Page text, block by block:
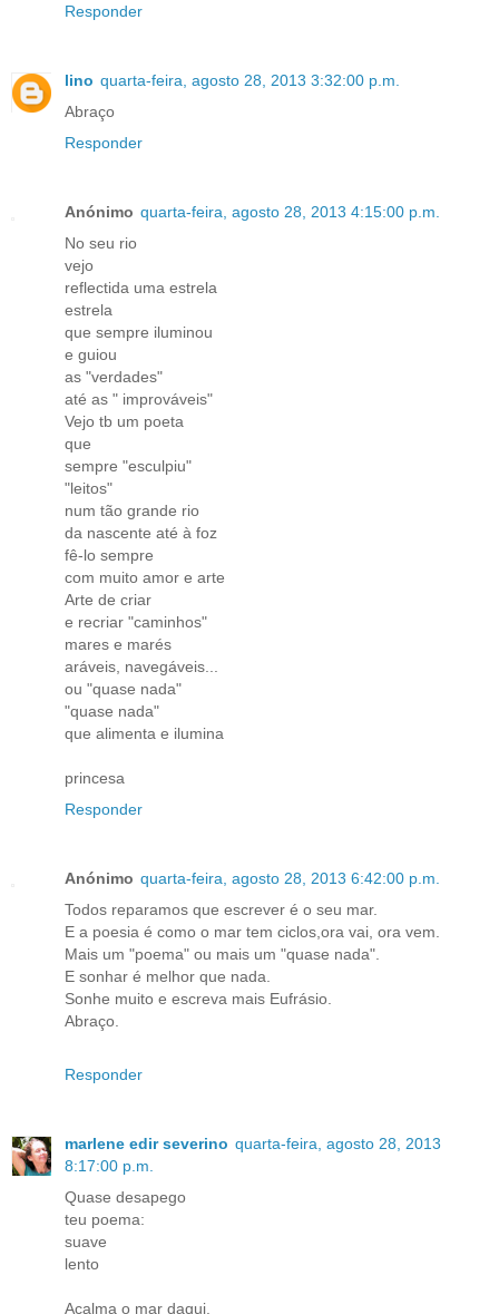
Responder
lino quarta-feira, agosto 28, 2013 3:32:00 p.m.
Abraço
Responder
Anónimo quarta-feira, agosto 28, 2013 4:15:00 p.m.
No seu rio
vejo
reflectida uma estrela
estrela
que sempre iluminou
e guiou
as "verdades"
até as " improváveis"
Vejo tb um poeta
que
sempre "esculpiu"
"leitos"
num tão grande rio
da nascente até à foz
fê-lo sempre
com muito amor e arte
Arte de criar
e recriar "caminhos"
mares e marés
aráveis, navegáveis...
ou "quase nada"
"quase nada"
que alimenta e ilumina
princesa
Responder
Anónimo quarta-feira, agosto 28, 2013 6:42:00 p.m.
Todos reparamos que escrever é o seu mar.
E a poesia é como o mar tem ciclos,ora vai, ora vem.
Mais um "poema" ou mais um "quase nada".
E sonhar é melhor que nada.
Sonhe muito e escreva mais Eufrásio.
Abraço.
Responder
marlene edir severino quarta-feira, agosto 28, 2013
8:17:00 p.m.
Quase desapego
teu poema:
suave
lento
Acalma o mar daqui.